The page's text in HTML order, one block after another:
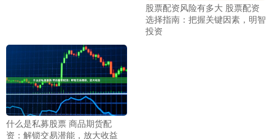
股票配资风险有多大 股票配资
选择指南：把握关键因素，明智
投资
什么是私募股票 商品期货配
资：解锁交易潜能，放大收益